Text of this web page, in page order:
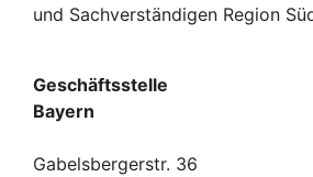
und Sachverständigen Region
Geschäftsstelle
Bayern
Gabelsbergerstr. 36